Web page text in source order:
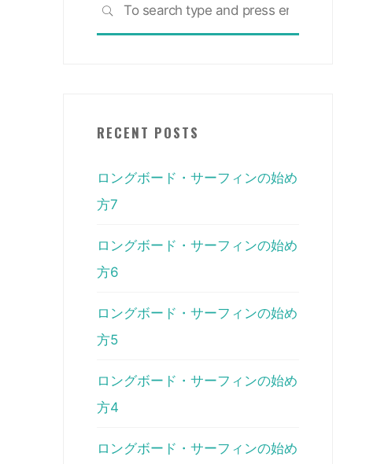
SEARCH
RECENT POSTS
ロングボード・サーフィンの始め
方7
ロングボード・サーフィンの始め
方6
ロングボード・サーフィンの始め
方5
ロングボード・サーフィンの始め
方4
ロングボード・サーフィンの始め